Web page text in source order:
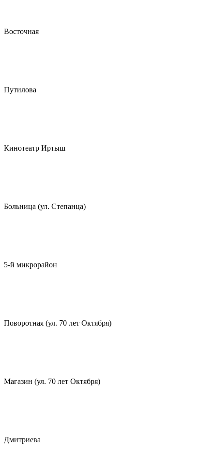
Восточная
Путилова
Кинотеатр Иртыш
Больница (ул. Степанца)
5-й микрорайон
Поворотная (ул. 70 лет Октября)
Магазин (ул. 70 лет Октября)
Дмитриева